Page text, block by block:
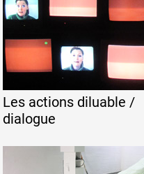
Les actions diluable /
dialogue